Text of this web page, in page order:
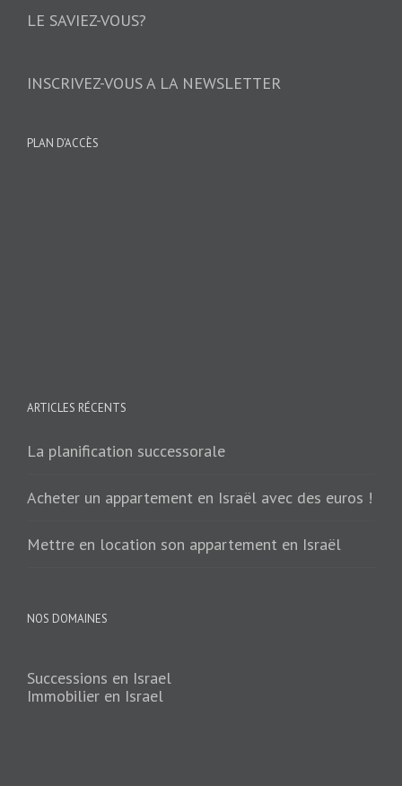
LE SAVIEZ-VOUS?
INSCRIVEZ-VOUS A LA NEWSLETTER
PLAN D’ACCÈS
ARTICLES RÉCENTS
La planification successorale
Acheter un appartement en Israël avec des euros !
Mettre en location son appartement en Israël
NOS DOMAINES
Successions en Israel
Immobilier en Israel